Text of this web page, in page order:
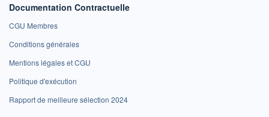
Documentation Contractuelle
CGU Membres
Conditions générales
Mentions légales et CGU
Politique d'exécution
Rapport de meilleure sélection 2024